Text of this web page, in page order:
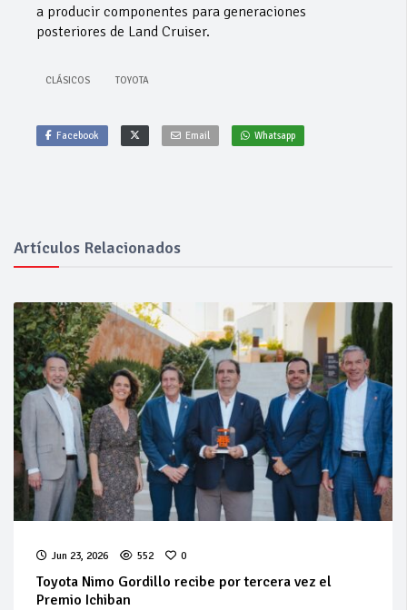
a producir componentes para generaciones
posteriores de Land Cruiser.
CLÁSICOS TOYOTA
Facebook Email Whatsapp
Artículos Relacionados
Jun 23, 2026 552 0
Toyota Nimo Gordillo recibe por tercera vez el
Premio Ichiban